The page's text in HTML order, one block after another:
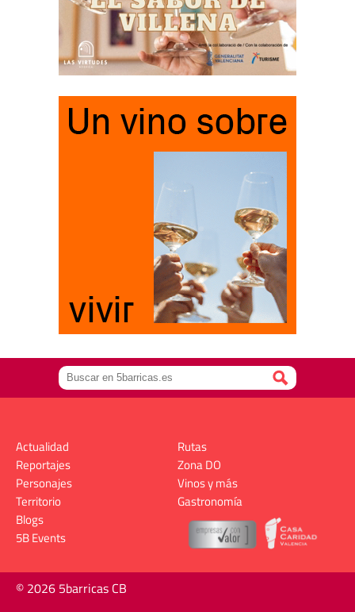
Actualidad
Reportajes
Personajes
Territorio
Rutas
Zona DO
Vinos y más
Gastronomía
Blogs
5B Events
© 2026 5barricas CB